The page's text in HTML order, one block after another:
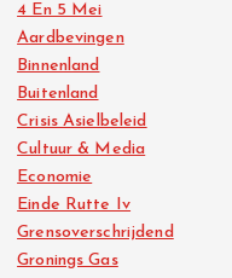
4 En 5 Mei
Aardbevingen
Binnenland
Buitenland
Crisis Asielbeleid
Cultuur & Media
Economie
Einde Rutte Iv
Grensoverschrijdend
Gronings Gas